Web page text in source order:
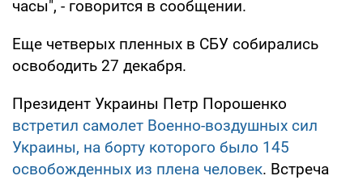
часы", - говорится в сообщении.
Еще четверых пленных в СБУ собирались
освободить 27 декабря.
Президент Украины Петр Порошенко
встретил самолет Военно-воздушных сил
Украины, на борту которого было 145
освобожденных из плена человек. Встреча